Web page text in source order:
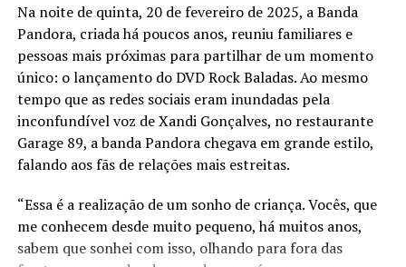
Na noite de quinta, 20 de fevereiro de 2025, a Banda
Pandora, criada há poucos anos, reuniu familiares e
pessoas mais próximas para partilhar de um momento
único: o lançamento do DVD Rock Baladas. Ao mesmo
tempo que as redes sociais eram inundadas pela
inconfundível voz de Xandi Gonçalves, no restaurante
Garage 89, a banda Pandora chegava em grande estilo,
falando aos fãs de relações mais estreitas.
“Essa é a realização de um sonho de criança. Vocês, que
me conhecem desde muito pequeno, há muitos anos,
sabem que sonhei com isso, olhando para fora das